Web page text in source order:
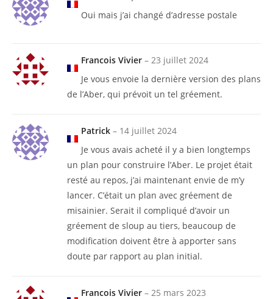
Oui mais j’ai changé d’adresse postale
Francois Vivier – 23 juillet 2024
Je vous envoie la dernière version des plans
de l’Aber, qui prévoit un tel gréement.
Patrick – 14 juillet 2024
Je vous avais acheté il y a bien longtemps
un plan pour construire l’Aber. Le projet était
resté au repos, j’ai maintenant envie de m’y
lancer. C’était un plan avec gréement de
misainier. Serait il compliqué d’avoir un
gréement de sloup au tiers, beaucoup de
modification doivent être à apporter sans
doute par rapport au plan initial.
Francois Vivier – 25 mars 2023